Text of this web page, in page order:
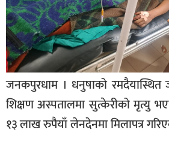
प्रमुख
समाचार
राष्ट्रिय
अन्तराष्ट्रिय
अन्तरबार्ता
अर्थ
जनकपुरधाम । धनुषाको
शिक्षण अस्पतालमा सुत्केरीको मृत्यु
१३ लाख रुपैयाँ लेनदेनमा मिलापत्र